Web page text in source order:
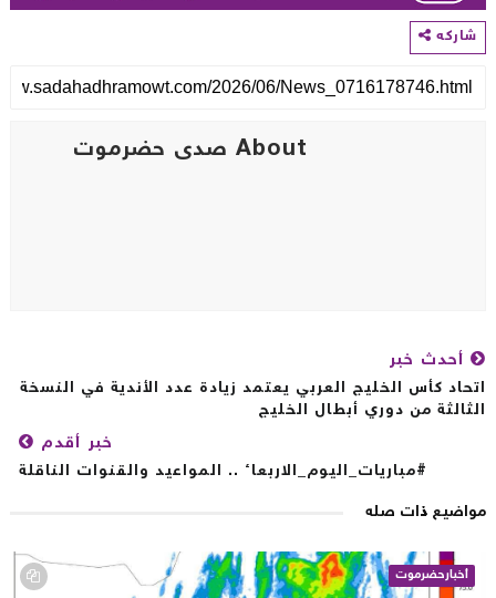
About صدى حضرموت
أحدث خبر
كأس الخليج العربي يعتمد زيادة عدد الأندية في النسخة
من دوري أبطال الخليج
خبر أقدم
#مباريات_اليوم_الاربعاء .. المواعيد والقنوات الناقلة
ذات صله
أخبارحضرموت